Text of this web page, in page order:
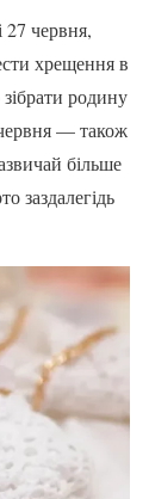
червня,
хрещення в
родину
— також
більше
заздалегідь